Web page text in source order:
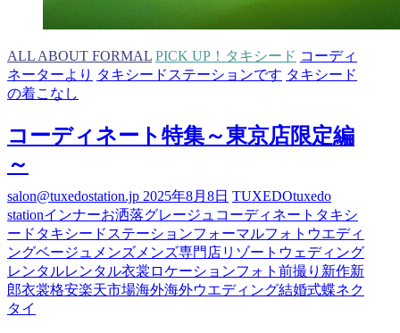
ALL ABOUT FORMAL PICK UP！タキシード コーディ
ネーターより タキシードステーションです タキシード
の着こなし
コーディネート特集～東京店限定編
～
salon@tuxedostation.jp 2025年8月8日 TUXEDOtuxedo
stationインナーお洒落グレージュ コーディネート タキシ
ード タキシードステーションフォーマルフォトウエディ
ングベージュ メンズ メンズ専門店リゾートウェディング
レンタルレンタル衣裳 ロケーションフォト 前撮り 新作新
郎衣裳格安楽天市場海外海外ウエディング結婚式蝶ネク
タイ